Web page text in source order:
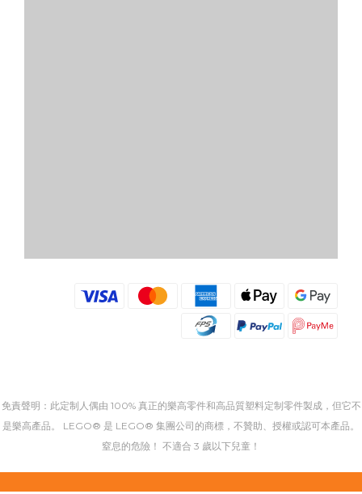
免責聲明：此定制人偶由 100% 真正的樂高零件和高品質塑料定制零件製成，但它不
是樂高產品。 LEGO® 是 LEGO® 集團公司的商標，不贊助、授權或認可本產品。
窒息的危險！ 不適合 3 歲以下兒童！